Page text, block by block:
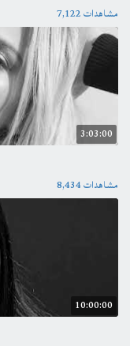
7,122 مشاهدات
3:03:00
8,434 مشاهدات
10:00:00